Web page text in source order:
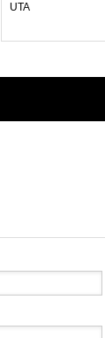
UTA